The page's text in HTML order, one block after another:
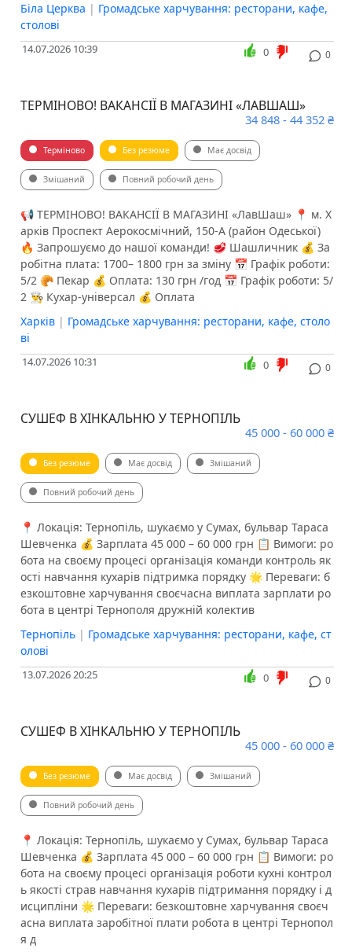
Біла Церква | Громадське харчування: ресторани, кафе,
столові
14.07.2026 10:39 0
0
ТЕРМІНОВО! ВАКАНСІЇ В МАГАЗИНІ «ЛАВШАШ»
34 848 - 44 352 ₴
Терміново Без резюме Має досвід
Змішаний Повний робочий день
📢 ТЕРМІНОВО! ВАКАНСІЇ В МАГАЗИНІ «ЛавШаш» 📍 м. Х
арків Проспект Аерокосмічний, 150-А (район Одеської)
🔥 Запрошуємо до нашої команди! 🥩 Шашличник 💰 За
робітна плата: 1700– 1800 грн за зміну 📅 Графік роботи:
5/2 🥐 Пекар 💰 Оплата: 130 грн /год 📅 Графік роботи: 5/
2 👨‍🍳 Кухар-універсал 💰 Оплата
Харків | Громадське харчування: ресторани, кафе, столо
ві
14.07.2026 10:31 0
0
СУШЕФ В ХІНКАЛЬНЮ У ТЕРНОПІЛЬ
45 000 - 60 000 ₴
Без резюме Має досвід Змішаний
Повний робочий день
📍 Локація: Тернопіль, шукаємо у Сумах, бульвар Тараса
Шевченка 💰 Зарплата 45 000 – 60 000 грн 📋 Вимоги: ро
бота на своєму процесі організація команди контроль як
ості навчання кухарів підтримка порядку 🌟 Переваги: б
езкоштовне харчування своєчасна виплата зарплати ро
бота в центрі Тернополя дружній колектив
Тернопіль | Громадське харчування: ресторани, кафе, ст
олові
13.07.2026 20:25 0
0
СУШЕФ В ХІНКАЛЬНЮ У ТЕРНОПІЛЬ
45 000 - 60 000 ₴
Без резюме Має досвід Змішаний
Повний робочий день
📍 Локація: Тернопіль, шукаємо у Сумах, бульвар Тараса
Шевченка 💰 Зарплата 45 000 – 60 000 грн 📋 Вимоги: ро
бота на своєму процесі організація роботи кухні контрол
ь якості страв навчання кухарів підтримання порядку і д
исципліни 🌟 Переваги: безкоштовне харчування своєч
асна виплата заробітної плати робота в центрі Тернопол
я д